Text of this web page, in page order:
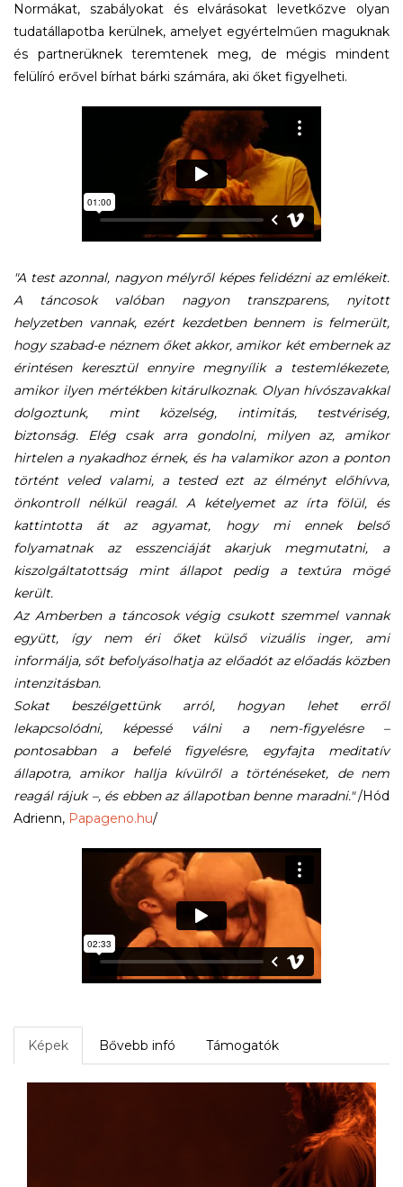
Normákat, szabályokat és elvárásokat levetkőzve olyan
tudatállapotba kerülnek, amelyet egyértelműen maguknak
és partnerüknek teremtenek meg, de mégis mindent
felülíró erővel bírhat bárki számára, aki őket figyelheti.
"A test azonnal, nagyon mélyről képes felidézni az emlékeit.
A táncosok valóban nagyon transzparens, nyitott
helyzetben vannak, ezért kezdetben bennem is felmerült,
hogy szabad-e néznem őket akkor, amikor két embernek az
érintésen keresztül ennyire megnyílik a testemlékezete,
amikor ilyen mértékben kitárulkoznak. Olyan hívószavakkal
dolgoztunk, mint közelség, intimitás, testvériség,
biztonság. Elég csak arra gondolni, milyen az, amikor
hirtelen a nyakadhoz érnek, és ha valamikor azon a ponton
történt veled valami, a tested ezt az élményt előhívva,
önkontroll nélkül reagál. A kételyemet az írta fölül, és
kattintotta át az agyamat, hogy mi ennek belső
folyamatnak az esszenciáját akarjuk megmutatni, a
kiszolgáltatottság mint állapot pedig a textúra mögé
került.
Az Amberben a táncosok végig csukott szemmel vannak
együtt, így nem éri őket külső vizuális inger, ami
informálja, sőt befolyásolhatja az előadót az előadás közben
intenzitásban.
Sokat beszélgettünk arról, hogyan lehet erről
lekapcsolódni, képessé válni a nem-figyelésre –
pontosabban a befelé figyelésre, egyfajta meditatív
állapotra, amikor hallja kívülről a történéseket, de nem
reagál rájuk –, és ebben az állapotban benne maradni."/Hód
Adrienn, Papageno.hu/
Képek Bővebb infó Támogatók